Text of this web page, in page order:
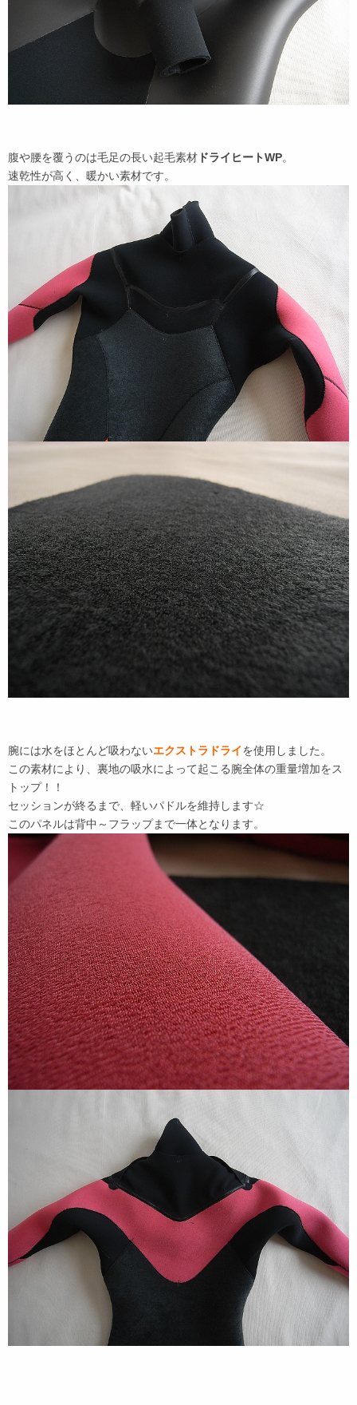
腹や腰を覆うのは毛足の長い起毛素材 ドライヒートWP。
速乾性が高く、暖かい素材です。
腕には水をほとんど吸わないエクストラドライを使用しました。
この素材により、裏地の吸水によって起こる腕全体の重量増加をス
トップ！！
セッションが終るまで、軽いパドルを維持します☆
このパネルは背中～フラップまで一体となります。